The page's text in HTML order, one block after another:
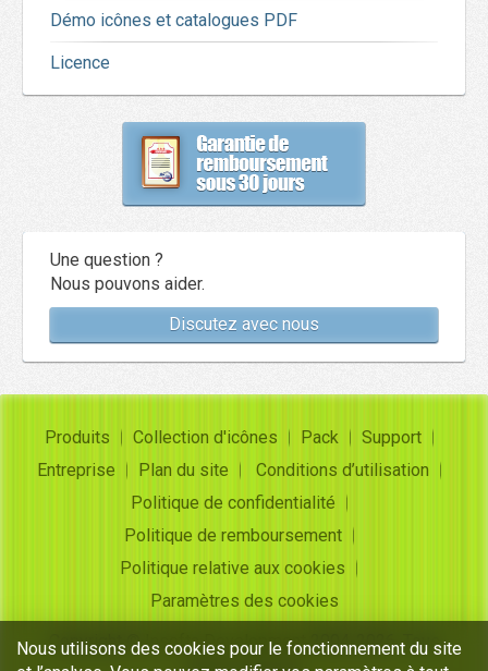
Démo icônes et catalogues PDF
Licence
Une question ?
Nous pouvons aider.
Discutez avec nous
Produits Collection d'icônes Pack
Support
Entreprise
Plan du site
Conditions d’utilisation
Politique de confidentialité
Politique de remboursement
Politique relative aux cookies
Paramètres des cookies
Copyright ©Insofta Development 2004-2026. Tous
Nous utilisons des cookies pour le fonctionnement du site